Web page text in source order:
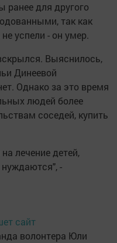
ранее для другого
так как
успели - он умер.
Выяснилось,
Динеевой
Однако за это время
людей более
соседей, купить
лечение детей,
-
сайт
волонтера Юли